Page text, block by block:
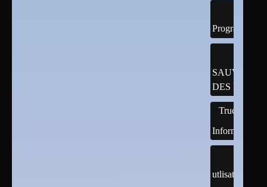
DES
Trucs
Informatiques
utlisation